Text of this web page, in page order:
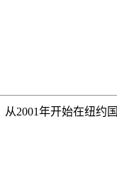
从2001年开始在纽约国